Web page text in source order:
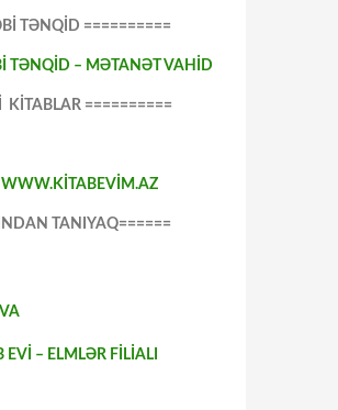
TƏNQİD ==========
TƏNQİD – MƏTANƏT VAHİD
KİTABLAR ==========
TANIYAQ======
EVİ – ELMLƏR FİLİALI